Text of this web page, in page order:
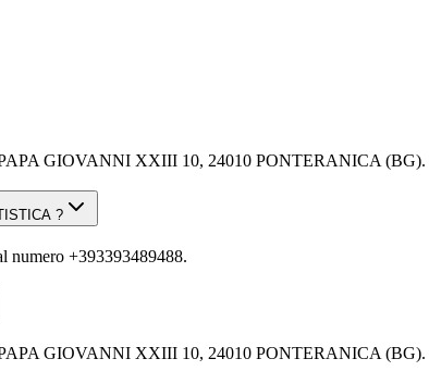
GIOVANNI XXIII 10, 24010 PONTERANICA (BG).
?
+393393489488.
GIOVANNI XXIII 10, 24010 PONTERANICA (BG).